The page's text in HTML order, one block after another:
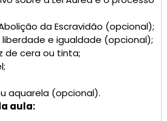
da Escravidão (opcional);
liberdade e igualdade (opcional);
de cera ou tinta;
aquarela (opcional).
aula: